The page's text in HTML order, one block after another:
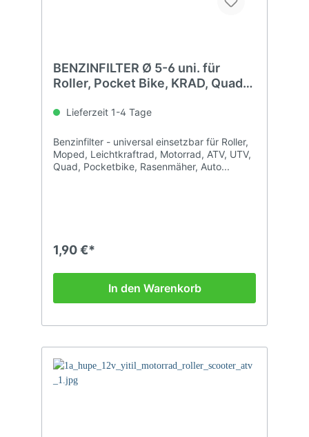
BENZINFILTER Ø 5-6 uni. für
Roller, Pocket Bike, KRAD, Quad,
Lieferzeit 1-4 Tage
Benzinfilter - universal einsetzbar für Roller,
Moped, Leichtkraftrad, Motorrad, ATV, UTV,
Quad, Pocketbike, Rasenmäher, Auto...
1,90 €*
In den Warenkorb